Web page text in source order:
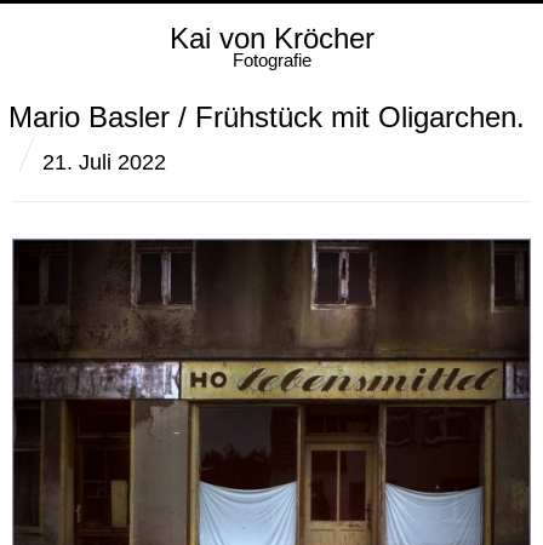
Kai von Kröcher
Fotografie
Mario Basler / Frühstück mit Oligarchen.
21. Juli 2022